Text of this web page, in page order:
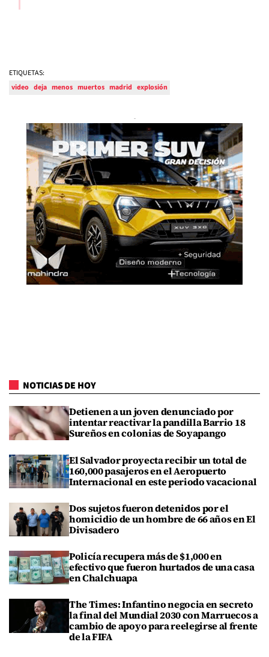
ETIQUETAS:
video deja menos muertos madrid explosión
NOTICIAS DE HOY
Detienen a un joven denunciado por
intentar reactivar la pandilla Barrio 18
Sureños en colonias de Soyapango
El Salvador proyecta recibir un total de
160,000 pasajeros en el Aeropuerto
Internacional en este periodo vacacional
Dos sujetos fueron detenidos por el
homicidio de un hombre de 66 años en El
Divisadero
Policía recupera más de $1,000 en
efectivo que fueron hurtados de una casa
en Chalchuapa
The Times: Infantino negocia en secreto
la final del Mundial 2030 con Marruecos a
cambio de apoyo para reelegirse al frente
de la FIFA